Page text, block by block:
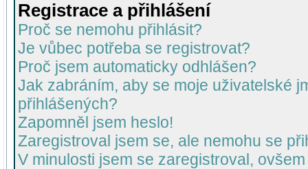
Registrace a přihlášení
Proč se nemohu přihlásit?
Je vůbec potřeba se registrovat?
Proč jsem automaticky odhlášen?
Jak zabráním, aby se moje uživatelské
přihlášených?
Zapomněl jsem heslo!
Zaregistroval jsem se, ale nemohu se
V minulosti jsem se zaregistroval,